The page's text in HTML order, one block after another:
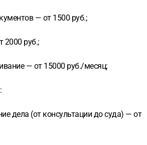
— от 1500 руб.;
2000 руб.;
— от 15000 руб./месяц;
дела (от консультации до суда) — от